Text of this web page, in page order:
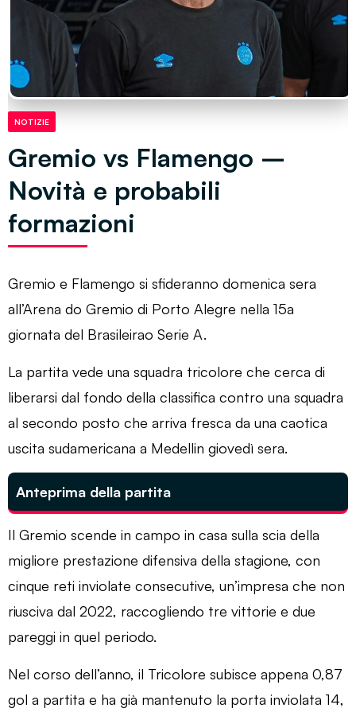
NOTIZIE
Gremio vs Flamengo –
Novità e probabili
formazioni
Gremio e Flamengo si sfideranno domenica sera
all’Arena do Gremio di Porto Alegre nella 15a
giornata del Brasileirao Serie A.
La partita vede una squadra tricolore che cerca di
liberarsi dal fondo della classifica contro una squadra
al secondo posto che arriva fresca da una caotica
uscita sudamericana a Medellin giovedì sera.
Anteprima della partita
Il Gremio scende in campo in casa sulla scia della
migliore prestazione difensiva della stagione, con
cinque reti inviolate consecutive, un’impresa che non
riusciva dal 2022, raccogliendo tre vittorie e due
pareggi in quel periodo.
Nel corso dell’anno, il Tricolore subisce appena 0,87
gol a partita e ha già mantenuto la porta inviolata 14,